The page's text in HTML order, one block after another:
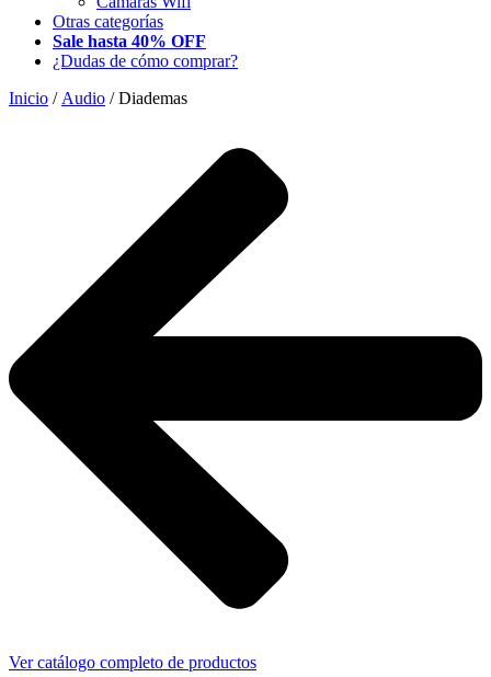
Otras categorías
Sale hasta 40% OFF
¿Dudas de cómo comprar?
Inicio / Audio / Diademas
Ver catálogo completo de productos